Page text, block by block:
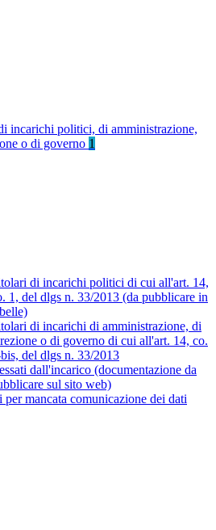
incarichi politici, di amministrazione,
o di governo 1
di incarichi politici di cui all'art. 14,
1, del dlgs n. 33/2013 (da pubblicare in
di incarichi di amministrazione, di
o di governo di cui all'art. 14, co.
del dlgs n. 33/2013
dall'incarico (documentazione da
sul sito web)
per mancata comunicazione dei dati